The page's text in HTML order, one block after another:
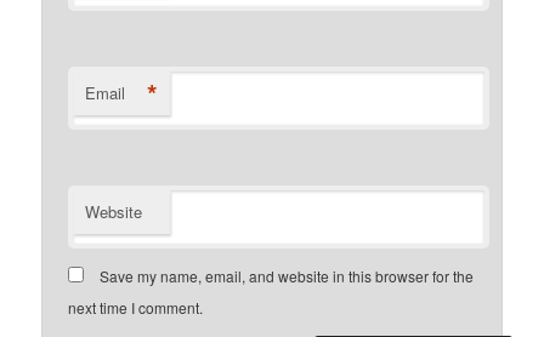
Email *
Website
Save my name, email, and website in this browser for the
next time I comment.